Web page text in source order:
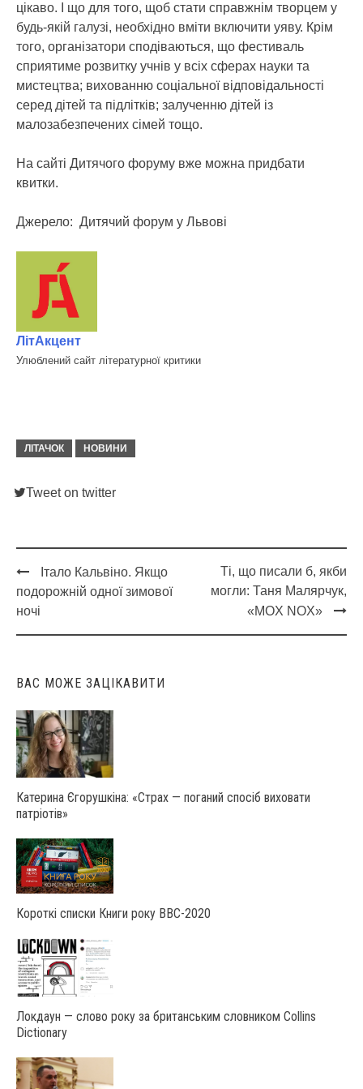
цікаво. І що для того, щоб стати справжнім творцем у
будь-якій галузі, необхідно вміти включити уяву. Крім
того, організатори сподіваються, що фестиваль
сприятиме розвитку учнів у всіх сферах науки та
мистецтва; вихованню соціальної відповідальності
серед дітей та підлітків; залученню дітей із
малозабезпечених сімей тощо.
На сайті Дитячого форуму вже можна придбати
квитки.
Джерело: Дитячий форум у Львові
ЛітАкцент
Улюблений сайт літературної критики
ЛІТАЧОК НОВИНИ
Tweet on twitter
Post
navigation
Італо Кальвіно. Якщо
подорожній одної зимової
ночі
Ті, що писали б, якби
могли: Таня Малярчук,
«MOX NOX»
ВАС МОЖЕ ЗАЦІКАВИТИ
Катерина Єгорушкіна: «Страх — поганий спосіб виховати
патріотів»
Короткі списки Книги року ВВС-2020
Локдаун — слово року за британським словником Collins
Dictionary